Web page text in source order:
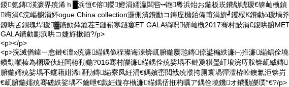
鍐氨鏄渶濂界殑浠ｈ█浜恒€傛鍐嬁涓嬬灜闆呰┅铇粵浜炲お鍦板崁鐨勪唬瑷€锛屾槸鍞
竴涓€浣嶇櫥涓妚ogue China collection灏侀潰鐨勫コ鏄庢槦銆備甫涓旂┛钁桵K鐨勮ō瑷堝斧
鐐哄叾鐗瑰垾瑷▓鐨勯粦鑹茬Ξ鏈嶄寒鐩窶ET GALA绱呮锛屾槸2017骞村敮涓€鍑哄腑
GALA鐨勮彲浜哄コ婕斿摗銆?/p>
<p></p>
<p>浣滅偤鍏ㄧ悆鏈€澶х殑濂緢鍝佹秷璨诲湅锛屼腑鍦嬮兘鏄倷鍙楄紩濂㈠拰濂緢鍝佺墝
鐨勯噸榛為棞瑷伙紝闆栫劧鍦?016骞村皪濂緢鍝佺殑娑堣不鏈夐粸璺屽埌浣庤胺锛屼絾鏄
腑鍦嬬殑娑堣不鑳藉姏浠嶇劧鏄緢寮凤紝涓€鎷嬪崈閲戠殑濮挎厠寰堝彈澶栫晫鐭氱洰锛岃
€屼腑鍦嬬殑骞磋紩娑堣不鑰呭€戯紝鏇存槸濂緢鍝佸拰杓曞ア鍝佺墝鐖オ鐨勫皪璞°€?/p>